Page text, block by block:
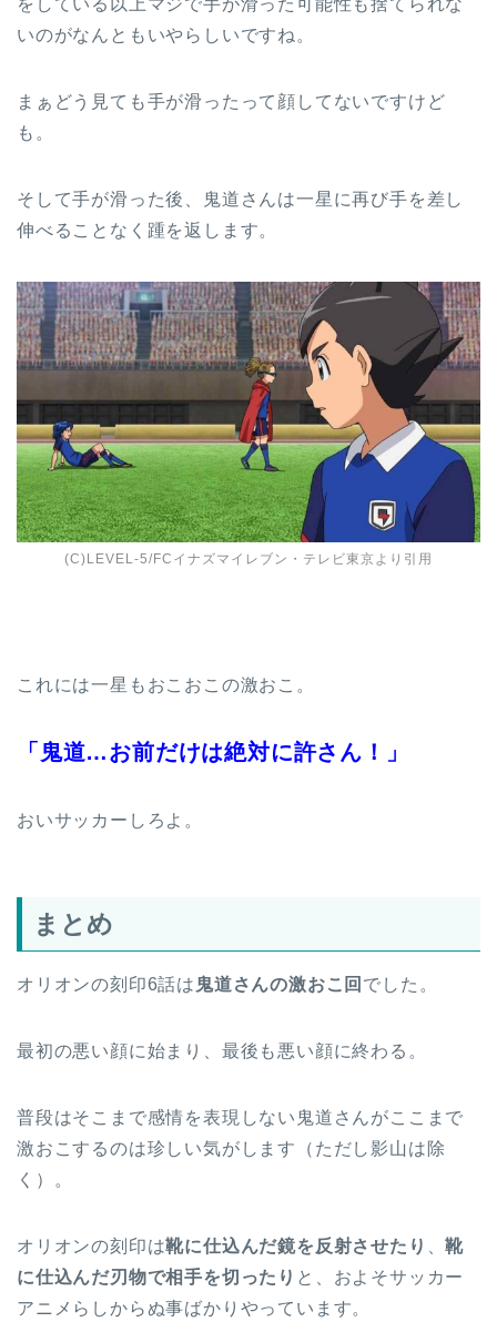
をしている以上マジで手が滑った可能性も捨てられな
いのがなんともいやらしいですね。
まぁどう見ても手が滑ったって顔してないですけど
も。
そして手が滑った後、鬼道さんは一星に再び手を差し
伸べることなく踵を返します。
(C)LEVEL-5/FCイナズマイレブン・テレビ東京より引用
これには一星もおこおこの激おこ。
「鬼道…お前だけは絶対に許さん！」
おいサッカーしろよ。
まとめ
オリオンの刻印6話は 鬼道さんの激おこ回 でした。
最初の悪い顔に始まり、最後も悪い顔に終わる。
普段はそこまで感情を表現しない鬼道さんがここまで
激おこするのは珍しい気がします（ただし影山は除
く）。
オリオンの刻印は靴に仕込んだ鏡を反射させたり 、靴
に仕込んだ刃物で相手を切ったり と、およそサッカー
アニメらしからぬ事ばかりやっています。